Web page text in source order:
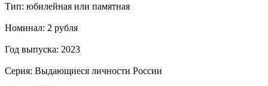
Тип: юбилейная или памятная
Номинал: 2 рубля
Год выпуска: 2023
Серия: Выдающиеся личности России